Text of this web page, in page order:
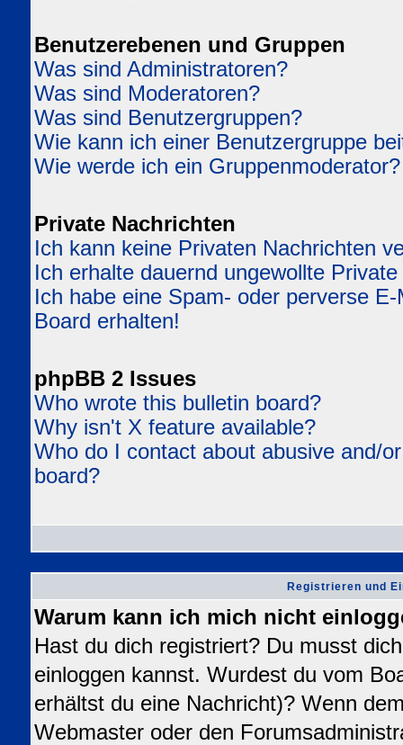
Benutzerebenen und Gruppen
Was sind Administratoren?
Was sind Moderatoren?
Was sind Benutzergruppen?
Wie kann ich einer Benutzergruppe
Wie werde ich ein Gruppenmoderator?
Private Nachrichten
Ich kann keine Privaten Nachrichten
Ich erhalte dauernd ungewollte
Ich habe eine Spam- oder perverse
Board erhalten!
phpBB 2 Issues
Who wrote this bulletin board?
Why isn't X feature available?
Who do I contact about abusive and/
board?
Registrieren und
Warum kann ich mich nicht
Hast du dich registriert? Du musst
einloggen kannst. Wurdest du vom
erhältst du eine Nachricht)? Wenn
Webmaster oder den